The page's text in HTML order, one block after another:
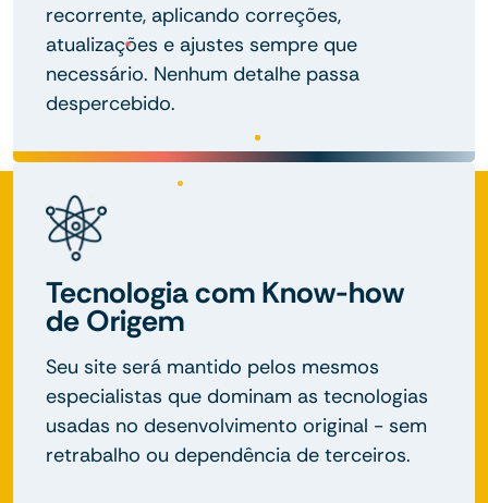
recorrente, aplicando correções,
atualizações e ajustes sempre que
necessário. Nenhum detalhe passa
despercebido.
Tecnologia com Know-how
de Origem
Seu site será mantido pelos mesmos
especialistas que dominam as tecnologias
usadas no desenvolvimento original - sem
retrabalho ou dependência de terceiros.